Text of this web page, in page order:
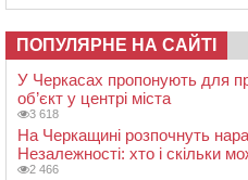
ПОПУЛЯРНЕ НА САЙТІ
У Черкасах пропонують для
об’єкт у центрі міста
3 618
На Черкащині розпочнуть
Незалежності: хто і скільки
2 466